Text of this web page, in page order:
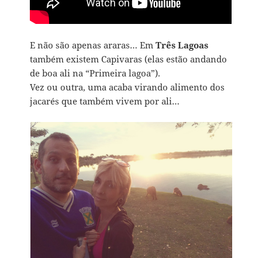
E não são apenas araras… EmTrês Lagoas
também existem Capivaras (elas estão andando
de boa ali na “Primeira lagoa”).
Vez ou outra, uma acaba virando alimento dos
jacarés que também vivem por ali…